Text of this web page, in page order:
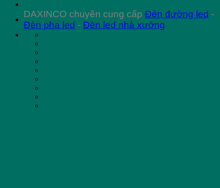
DAXINCO chuyên cung cấp Đèn đường led -
Đèn pha led - Đèn led nhà xưởng